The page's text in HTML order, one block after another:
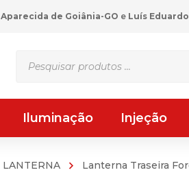
Aparecida de Goiânia-GO e Luís
Iluminação Injeção
LANTERNA Lanterna Traseira